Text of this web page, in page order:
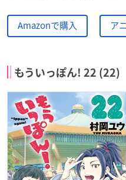
Amazonで購入 ア
もういっぽん! 22 (22)